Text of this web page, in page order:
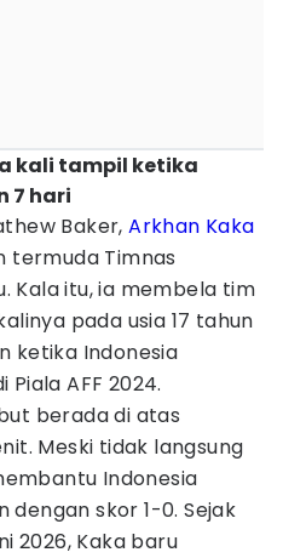
kali tampil ketika
7 hari
Baker,Arkhan Kaka
termuda Timnas
Kala itu, ia membela tim
pada usia 17 tahun
ketika Indonesia
AFF 2024.
berada di atas
Meski tidak langsung
Indonesia
skor 1-0. Sejak
2026, Kaka baru